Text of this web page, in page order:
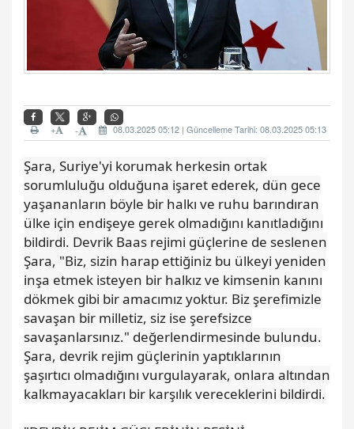
08.03.2025 05:12 | Güncelleme Tarihi: 08.03.2025 05:13
-
+
Şara, Suriye'yi korumak herkesin ortak
sorumluluğu olduğuna işaret ederek, dün gece
yaşananların böyle bir halkı ve ruhu barındıran
ülke için endişeye gerek olmadığını kanıtladığını
bildirdi. Devrik Baas rejimi güçlerine de seslenen
Şara, "Biz, sizin harap ettiğiniz bu ülkeyi yeniden
inşa etmek isteyen bir halkız ve kimsenin kanını
dökmek gibi bir amacımız yoktur. Biz şerefimizle
savaşan bir milletiz, siz ise şerefsizce
savaşanlarsınız." değerlendirmesinde bulundu.
Şara, devrik rejim güçlerinin yaptıklarının
şaşırtıcı olmadığını vurgulayarak, onlara altından
kalkmayacakları bir karşılık vereceklerini bildirdi.